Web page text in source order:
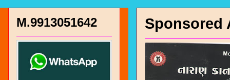
Sponsored
M.9913051642